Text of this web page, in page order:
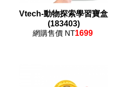
Vtech-動物探索學習寶盒
(183403)
網購售價 NT1699